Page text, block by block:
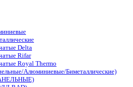
Delta
Rifar
Royal Thermo
Алюминиевые/Биметаллические)